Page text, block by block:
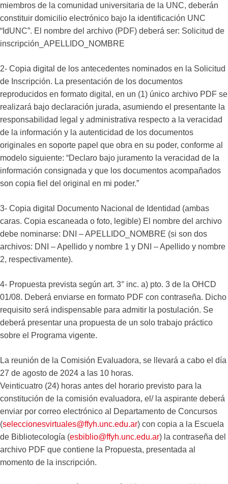
miembros de la comunidad universitaria de la UNC, deberán
constituir domicilio electrónico bajo la identificación UNC
“IdUNC”. El nombre del archivo (PDF) deberá ser: Solicitud de
inscripción_APELLIDO_NOMBRE
2- Copia digital de los antecedentes nominados en la Solicitud
de Inscripción. La presentación de los documentos
reproducidos en formato digital, en un (1) único archivo PDF se
realizará bajo declaración jurada, asumiendo el presentante la
responsabilidad legal y administrativa respecto a la veracidad
de la información y la autenticidad de los documentos
originales en soporte papel que obra en su poder, conforme al
modelo siguiente: “Declaro bajo juramento la veracidad de la
información consignada y que los documentos acompañados
son copia fiel del original en mi poder.”
3- Copia digital Documento Nacional de Identidad (ambas
caras. Copia escaneada o foto, legible) El nombre del archivo
debe nominarse: DNI – APELLIDO_NOMBRE (si son dos
archivos: DNI – Apellido y nombre 1 y DNI – Apellido y nombre
2, respectivamente).
4- Propuesta prevista según art. 3° inc. a) pto. 3 de la OHCD
01/08. Deberá enviarse en formato PDF con contraseña. Dicho
requisito será indispensable para admitir la postulación. Se
deberá presentar una propuesta de un solo trabajo práctico
sobre el Programa vigente.
La reunión de la Comisión Evaluadora, se llevará a cabo el día
27 de agosto de 2024 a las 10 horas.
Veinticuatro (24) horas antes del horario previsto para la
constitución de la comisión evaluadora, el/ la aspirante deberá
enviar por correo electrónico al Departamento de Concursos
(seleccionesvirtuales@ffyh.unc.edu.ar) con copia a la Escuela
de Bibliotecología (esbiblio@ffyh.unc.edu.ar) la contraseña del
archivo PDF que contiene la Propuesta, presentada al
momento de la inscripción.